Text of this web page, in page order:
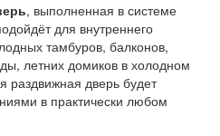
, выполненная в системе
для внутреннего
тамбуров, балконов,
летних домиков в холодном
раздвижная дверь будет
в практически любом